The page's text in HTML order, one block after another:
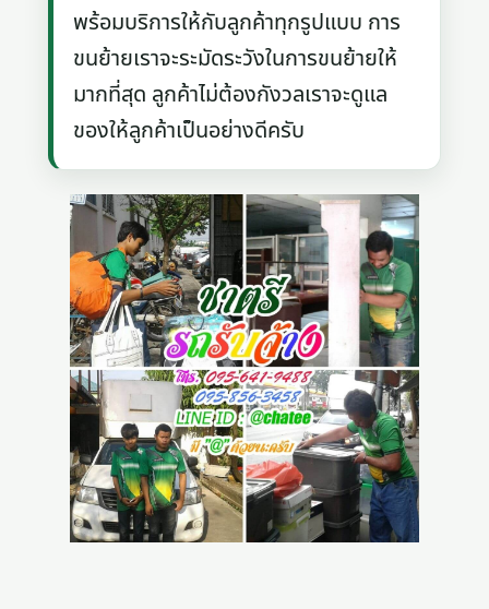
พร้อมบริการให้กับลูกค้าทุกรูปแบบ การ
ขนย้ายเราจะระมัดระวังในการขนย้ายให้
มากที่สุด ลูกค้าไม่ต้องกังวลเราจะดูแล
ของให้ลูกค้าเป็นอย่างดีครับ